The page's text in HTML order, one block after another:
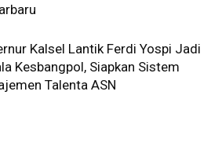
Kalsel Lantik Ferdi Yospi Jadi
Kesbangpol, Siapkan Sistem
Talenta ASN